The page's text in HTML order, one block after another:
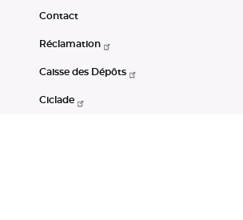
Contact
Réclamation
Caisse des Dépôts
Ciclade